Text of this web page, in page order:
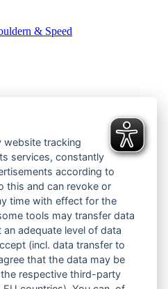
& Speed
tracking
services, constantly
according to
this and can revoke or
time with effect for the
tools may transfer data
adequate level of data
(incl. data transfer to
that the data may be
respective third-party